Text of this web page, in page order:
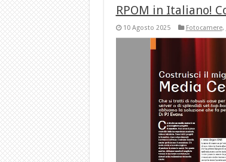
RPOM in Italiano!
10 Agosto 2025 Fotocamere,